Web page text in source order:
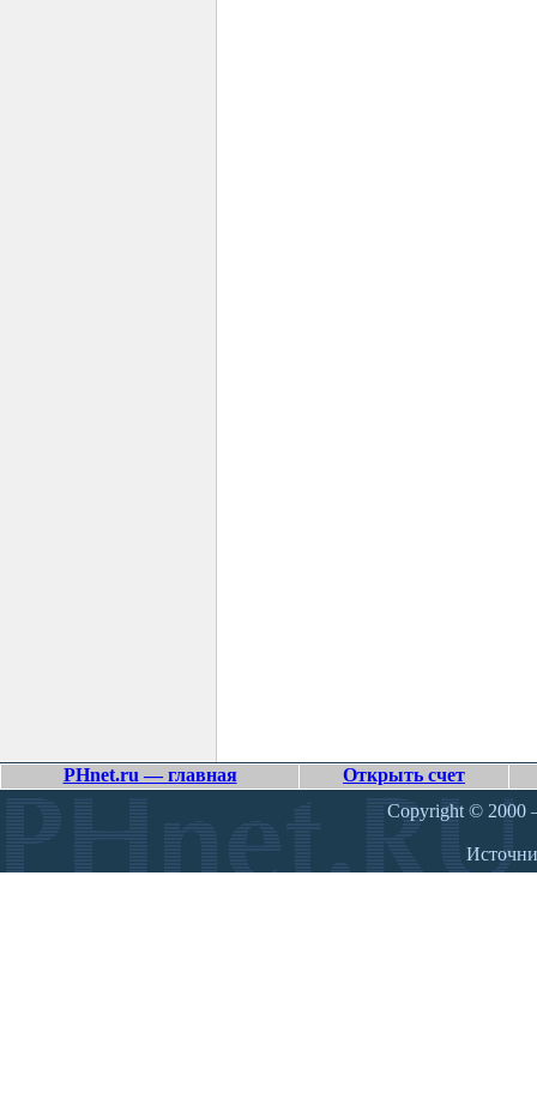
PHnet.ru — главная
Открыть счет
Copyright © 2000